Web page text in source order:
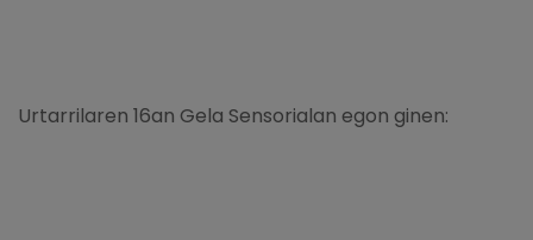
Urtarrilaren 16an Gela Sensorialan egon ginen: